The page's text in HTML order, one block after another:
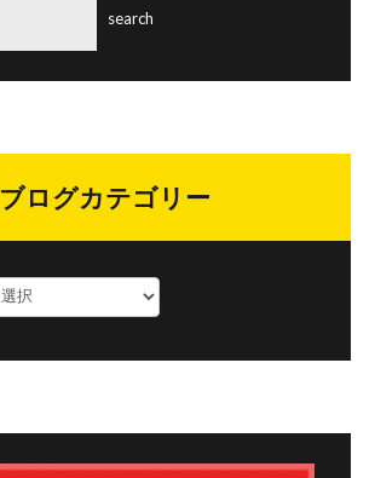
ブログカテゴリー